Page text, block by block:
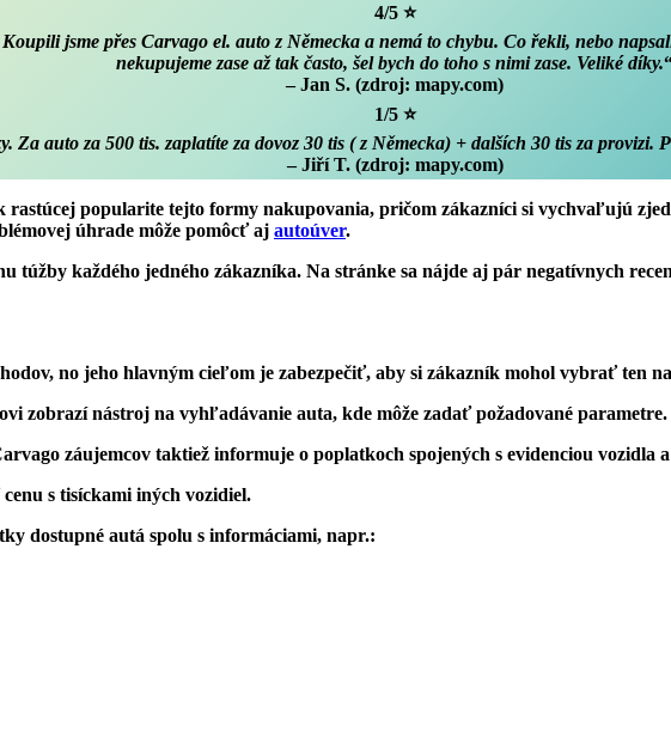
4/5 ⭐
jsme přes Carvago el. auto z Německa a nemá to chybu. Co řekli, nebo
nekupujeme zase až tak často, šel bych do toho s nimi zase. Veliké díky.
– Jan S. (zdroj: mapy.com)
1/5 ⭐
Za auto za 500 tis. zaplatíte za dovoz 30 tis ( z Německa) + dalších 30 tis za
– Jiří T. (zdroj: mapy.com)
popularite tejto formy nakupovania, pričom zákazníci si vychvaľujú
úhrade môže pomôcť aj autoúver.
túžby každého jedného zákazníka. Na stránke sa nájde aj pár negatívnych
no jeho hlavným cieľom je zabezpečiť, aby si zákazník mohol vybrať ten
zobrazínástroj na vyhľadávanie auta, kde môže zadať požadované parametre.
záujemcov taktiež informuje o poplatkoch spojených s evidenciou vozidla
s tisíckami iných vozidiel.
dostupné autá spolu s informáciami, napr.: